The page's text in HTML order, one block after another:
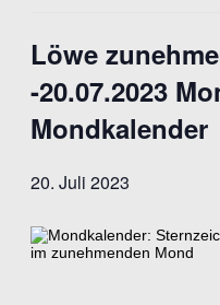
Löwe
-20.07.2023
Mondkalender
20. Juli 2023